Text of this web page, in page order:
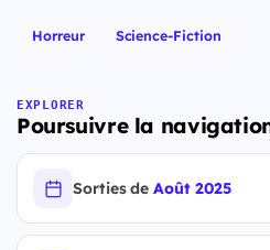
Horreur Science-Fiction
EXPLORER
Poursuivre la
Sorties deAoût 2025